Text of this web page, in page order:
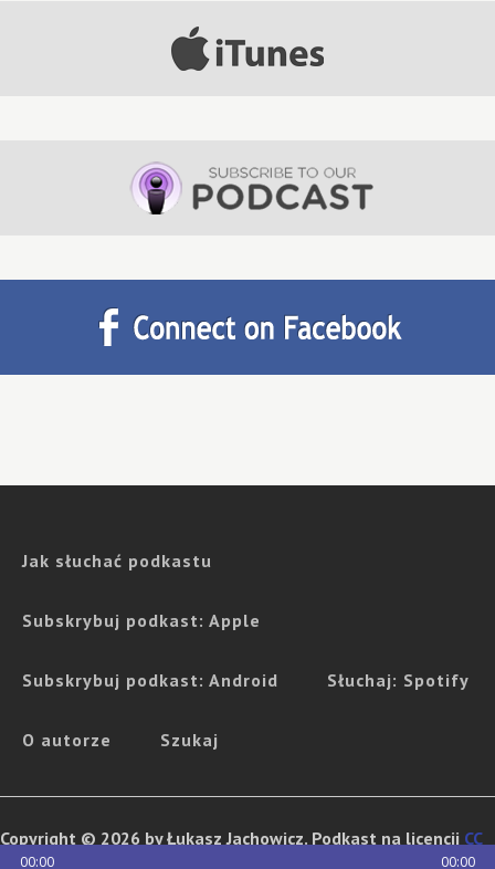
00:00 00:00
Jak słuchać podkastu
Subskrybuj podkast: Apple
Subskrybuj podkast: Android Słuchaj: Spotify
O autorze Szukaj
Copyright © 2026 by Łukasz Jachowicz. Podkast na licencji CC
BY-NC-ND